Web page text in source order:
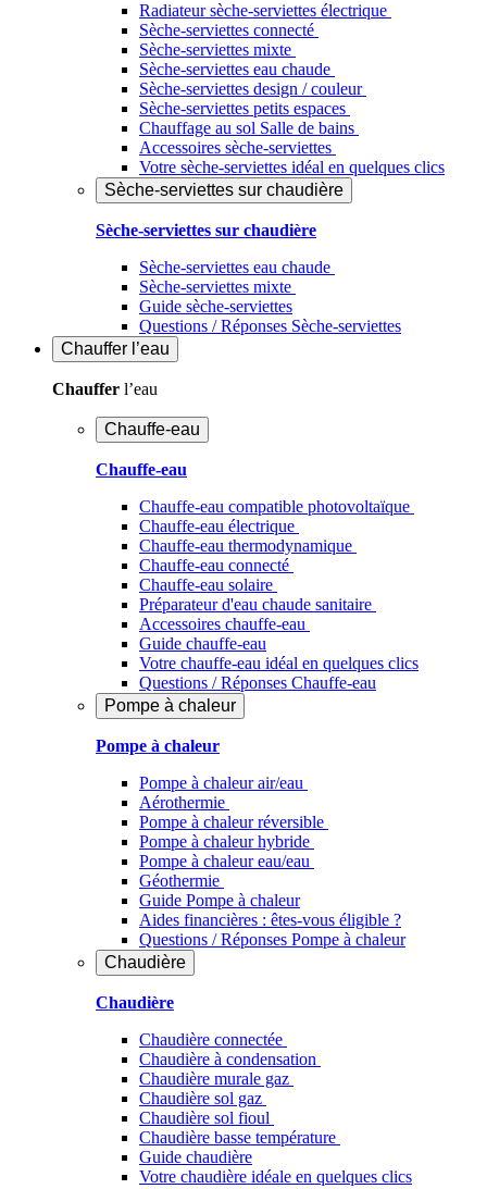
Radiateur sèche-serviettes électrique
Sèche-serviettes connecté
Sèche-serviettes mixte
Sèche-serviettes eau chaude
Sèche-serviettes design / couleur
Sèche-serviettes petits espaces
Chauffage au sol Salle de bains
Accessoires sèche-serviettes
Votre sèche-serviettes idéal en quelques clics
Sèche-serviettes sur chaudière
Sèche-serviettes sur chaudière
Sèche-serviettes eau chaude
Sèche-serviettes mixte
Guide sèche-serviettes
Questions / Réponses Sèche-serviettes
Chauffer l’eau
Chauffer l’eau
Chauffe-eau
Chauffe-eau
Chauffe-eau compatible photovoltaïque
Chauffe-eau électrique
Chauffe-eau thermodynamique
Chauffe-eau connecté
Chauffe-eau solaire
Préparateur d'eau chaude sanitaire
Accessoires chauffe-eau
Guide chauffe-eau
Votre chauffe-eau idéal en quelques clics
Questions / Réponses Chauffe-eau
Pompe à chaleur
Pompe à chaleur
Pompe à chaleur air/eau
Aérothermie
Pompe à chaleur réversible
Pompe à chaleur hybride
Pompe à chaleur​ eau/eau
Géothermie
Guide Pompe à chaleur
Aides financières : êtes-vous éligible ?
Questions / Réponses Pompe à chaleur
Chaudière
Chaudière
Chaudière connectée
Chaudière à condensation
Chaudière murale gaz
Chaudière sol gaz
Chaudière sol fioul
Chaudière basse température
Guide chaudière
Votre chaudière idéale en quelques clics